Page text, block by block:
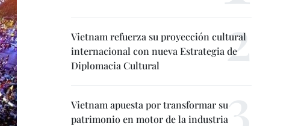
Vietnam refuerza su proyección cultural
internacional con nueva Estrategia de
Diplomacia Cultural
Vietnam apuesta por transformar su
patrimonio en motor de la industria